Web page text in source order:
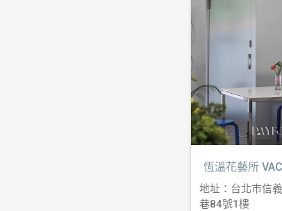
恆溫花藝所
地址：台北市信
巷84號1樓